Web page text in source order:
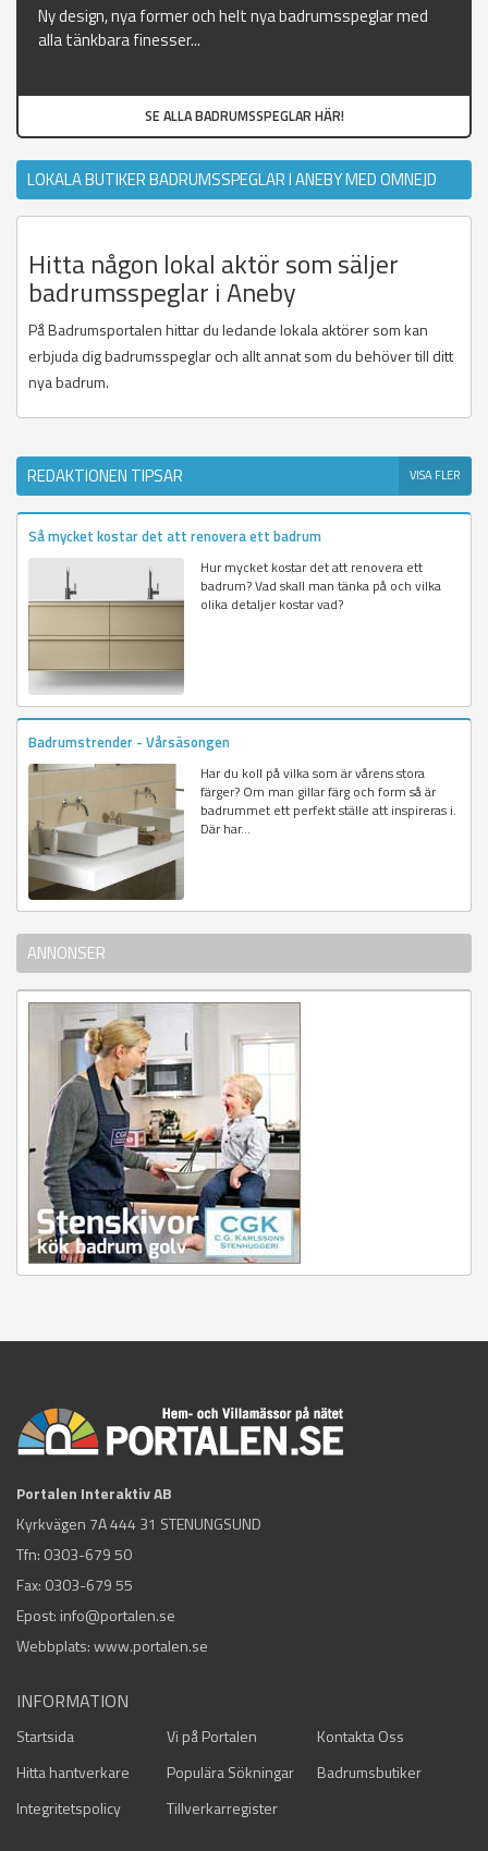
Ny design, nya former och helt nya badrumsspeglar med
alla tänkbara finesser...
SE ALLA BADRUMSSPEGLAR HÄR!
LOKALA BUTIKER BADRUMSSPEGLAR I ANEBY MED OMNEJD
Hitta någon lokal aktör som säljer
badrumsspeglar i Aneby
På Badrumsportalen hittar du ledande lokala aktörer som kan
erbjuda dig badrumsspeglar och allt annat som du behöver till ditt
nya badrum.
REDAKTIONEN TIPSAR VISA FLER
Så mycket kostar det att renovera ett badrum
Hur mycket kostar det att renovera ett
badrum? Vad skall man tänka på och vilka
olika detaljer kostar vad?
Badrumstrender - Vårsäsongen
Har du koll på vilka som är vårens stora
färger? Om man gillar färg och form så är
badrummet ett perfekt ställe att inspireras i.
Där har...
ANNONSER
Portalen Interaktiv AB
Kyrkvägen 7A 444 31 STENUNGSUND
Tfn: 0303-679 50
Fax: 0303-679 55
Epost: info@portalen.se
Webbplats: www.portalen.se
INFORMATION
Startsida Vi på Portalen
Kontakta Oss
Hitta hantverkare
Populära Sökningar
Badrumsbutiker
Integritetspolicy
Tillverkarregister